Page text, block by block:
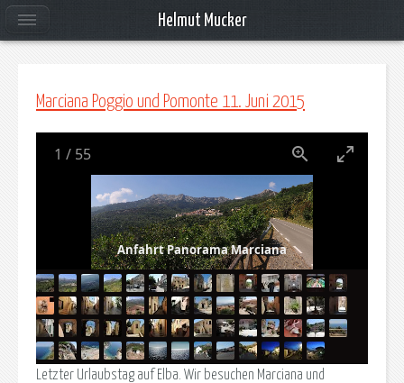
Marciana Poggio und Pomonte 11. Juni 2015
Anfahrt Panorama Marciana
1 / 55
Letzter Urlaubstag auf Elba. Wir besuchen Marciana und
Helmut Mucker